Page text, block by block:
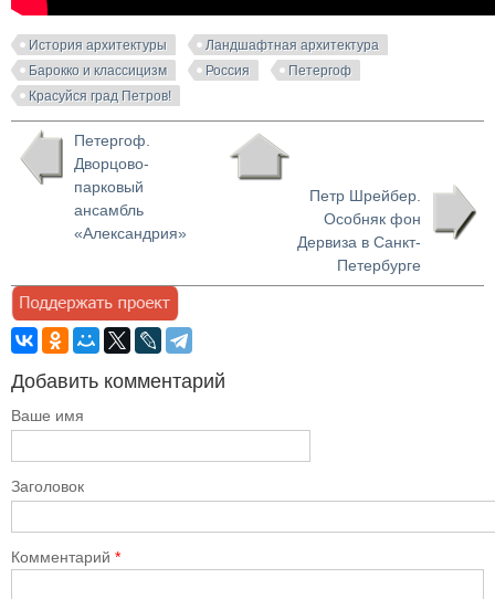
История архитектуры
Ландшафтная архитектура
Барокко и классицизм
Россия
Петергоф
Красуйся град Петров!
Петергоф.
Дворцово-
парковый
ансамбль
«Александрия»
Петр Шрейбер.
Особняк фон
Дервиза в Санкт-
Петербурге
Добавить комментарий
Ваше имя
Заголовок
Комментарий *